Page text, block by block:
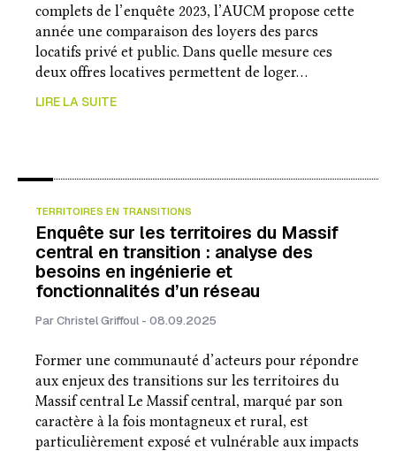
complets de l’enquête 2023, l’AUCM propose cette
année une comparaison des loyers des parcs
locatifs privé et public. Dans quelle mesure ces
deux offres locatives permettent de loger…
LIRE LA SUITE
TERRITOIRES EN TRANSITIONS
Enquête sur les territoires du Massif
central en transition : analyse des
besoins en ingénierie et
fonctionnalités d’un réseau
Par Christel Griffoul - 08.09.2025
Former une communauté d’acteurs pour répondre
aux enjeux des transitions sur les territoires du
Massif central Le Massif central, marqué par son
caractère à la fois montagneux et rural, est
particulièrement exposé et vulnérable aux impacts